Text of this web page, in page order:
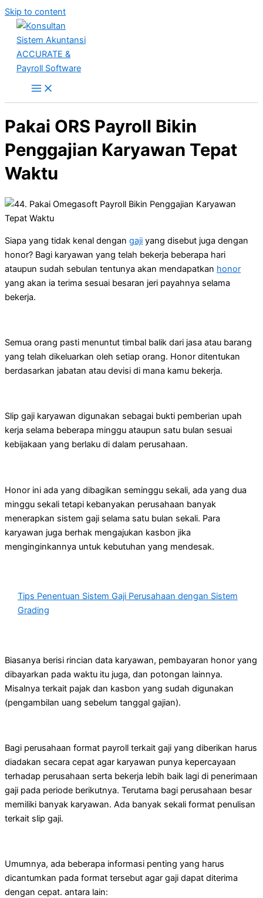
Skip to content
Pakai ORS Payroll Bikin
Penggajian Karyawan Tepat
Waktu
Siapa yang tidak kenal dengan gaji yang disebut juga dengan
honor? Bagi karyawan yang telah bekerja beberapa hari
ataupun sudah sebulan tentunya akan mendapatkan honor
yang akan ia terima sesuai besaran jeri payahnya selama
bekerja.
Semua orang pasti menuntut timbal balik dari jasa atau barang
yang telah dikeluarkan oleh setiap orang. Honor ditentukan
berdasarkan jabatan atau devisi di mana kamu bekerja.
Slip gaji karyawan digunakan sebagai bukti pemberian upah
kerja selama beberapa minggu ataupun satu bulan sesuai
kebijakaan yang berlaku di dalam perusahaan.
Honor ini ada yang dibagikan seminggu sekali, ada yang dua
minggu sekali tetapi kebanyakan perusahaan banyak
menerapkan sistem gaji selama satu bulan sekali. Para
karyawan juga berhak mengajukan kasbon jika
menginginkannya untuk kebutuhan yang mendesak.
Tips Penentuan Sistem Gaji Perusahaan dengan Sistem
Grading
Biasanya berisi rincian data karyawan, pembayaran honor yang
dibayarkan pada waktu itu juga, dan potongan lainnya.
Misalnya terkait pajak dan kasbon yang sudah digunakan
(pengambilan uang sebelum tanggal gajian).
Bagi perusahaan format payroll terkait gaji yang diberikan harus
diadakan secara cepat agar karyawan punya kepercayaan
terhadap perusahaan serta bekerja lebih baik lagi di penerimaan
gaji pada periode berikutnya. Terutama bagi perusahaan besar
memiliki banyak karyawan. Ada banyak sekali format penulisan
terkait slip gaji.
Umumnya, ada beberapa informasi penting yang harus
dicantumkan pada format tersebut agar gaji dapat diterima
dengan cepat. antara lain: